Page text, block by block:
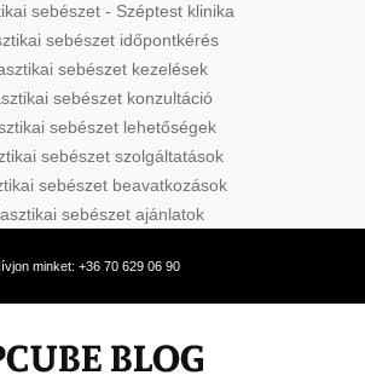
sebészet - Széptest klinika
sebészet időpontkérés
sebészet kezelések
sebészet konzultáció
sebészet lehetőségek
sebészet szolgáltatások
sebészet beavatkozások
sebészet ajánlatok
minket: +36 70 629 06 90